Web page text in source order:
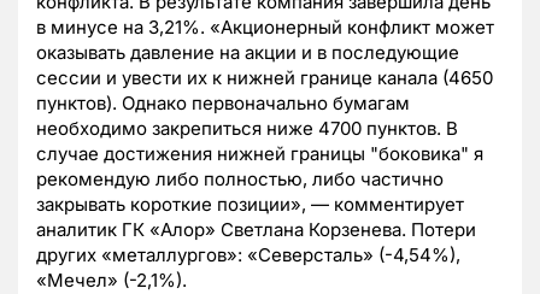
в минусе на 3,21%. «Акционерный конфликт может
оказывать давление на акции и в последующие
сессии и увести их к нижней границе канала (4650
пунктов). Однако первоначально бумагам
необходимо закрепиться ниже 4700 пунктов. В
случае достижения нижней границы "боковика" я
рекомендую либо полностью, либо частично
закрывать короткие позиции», — комментирует
аналитик ГК «Алор» Светлана Корзенева. Потери
других «металлургов»: «Северсталь» (-4,54%),
«Мечел» (-2,1%).